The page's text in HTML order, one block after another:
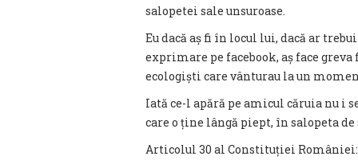
salopetei sale unsuroase.
Eu dacă aș fi în locul lui, dacă ar
exprimare pe facebook, aș face
ecologiști care vânturau la un
Iată ce-l apără pe amicul căruia nu i
care o ține lângă piept, în salopeta
Articolul 30 al Constituției României: